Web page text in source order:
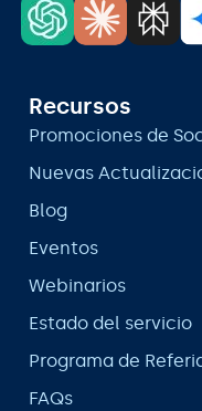
Recursos
Promociones de
Nuevas
Blog
Eventos
Webinarios
Estado del servicio
Programa de
FAQs